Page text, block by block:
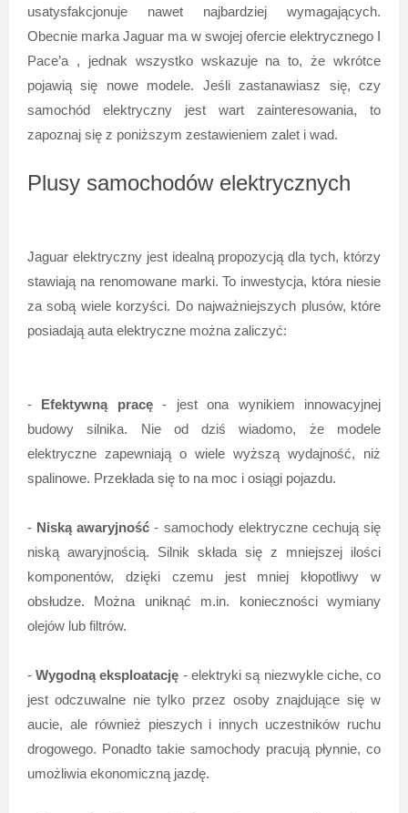
usatysfakcjonuje nawet najbardziej wymagających.
Obecnie marka Jaguar ma w swojej ofercie elektrycznego I
Pace’a , jednak wszystko wskazuje na to, że wkrótce
pojawią się nowe modele. Jeśli zastanawiasz się, czy
samochód elektryczny jest wart zainteresowania, to
zapoznaj się z poniższym zestawieniem zalet i wad.
Plusy samochodów elektrycznych
Jaguar elektryczny jest idealną propozycją dla tych, którzy
stawiają na renomowane marki. To inwestycja, która niesie
za sobą wiele korzyści. Do najważniejszych plusów, które
posiadają auta elektryczne można zaliczyć:
- Efektywną pracę- jest ona wynikiem innowacyjnej
budowy silnika. Nie od dziś wiadomo, że modele
elektryczne zapewniają o wiele wyższą wydajność, niż
spalinowe. Przekłada się to na moc i osiągi pojazdu.
- Niską awaryjność - samochody elektryczne cechują się
niską awaryjnością. Silnik składa się z mniejszej ilości
komponentów, dzięki czemu jest mniej kłopotliwy w
obsłudze. Można uniknąć m.in. konieczności wymiany
olejów lub filtrów.
-Wygodną eksploatację - elektryki są niezwykle ciche, co
jest odczuwalne nie tylko przez osoby znajdujące się w
aucie, ale również pieszych i innych uczestników ruchu
drogowego. Ponadto takie samochody pracują płynnie, co
umożliwia ekonomiczną jazdę.